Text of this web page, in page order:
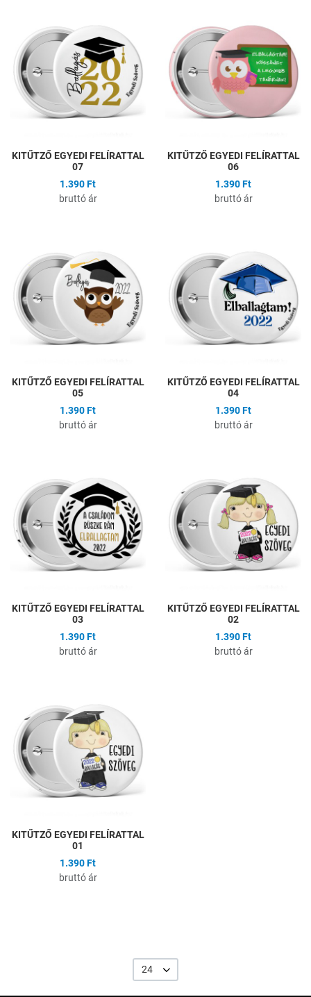
Összehasonlítás
Gyors nézet
KITŰTZŐ EGYEDI FELÍRATTAL
07
1.390 Ft
bruttó ár
KITŰTZŐ EGYEDI FELÍRATTAL
06
1.390 Ft
bruttó ár
Összehasonlítás
Gyors nézet
KITŰTZŐ EGYEDI FELÍRATTAL
05
1.390 Ft
bruttó ár
KITŰTZŐ EGYEDI FELÍRATTAL
04
1.390 Ft
bruttó ár
Összehasonlítás
Gyors nézet
KITŰTZŐ EGYEDI FELÍRATTAL
03
1.390 Ft
bruttó ár
KITŰTZŐ EGYEDI FELÍRATTAL
02
1.390 Ft
bruttó ár
KITŰTZŐ EGYEDI FELÍRATTAL
01
1.390 Ft
bruttó ár
24